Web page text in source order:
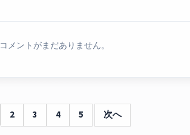
コメントがまだありません。
2 3 4 5 次へ